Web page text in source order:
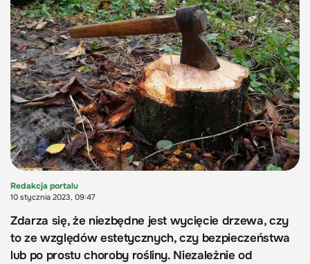
Redakcja portalu
10 stycznia 2023, 09:47
Zdarza się, że niezbędne jest wycięcie drzewa, czy
to ze względów estetycznych, czy bezpieczeństwa
lub po prostu choroby rośliny. Niezależnie od